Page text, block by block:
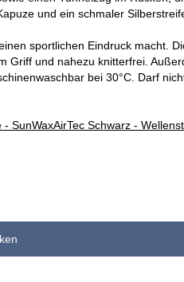
und ein schmaler
sportlichen Eindruck macht.
Griff und nahezu knitterfrei.
bei 30°C. Darf
- SunWaxAirTec Schwarz -